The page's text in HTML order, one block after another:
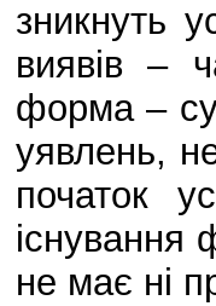
зникнуть
виявів –
форма –
уявлень,
початок
не має ні